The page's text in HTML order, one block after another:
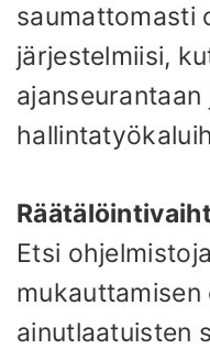
saumattomasti
järjestelmiisi,
Etsi
ainutlaatuisten